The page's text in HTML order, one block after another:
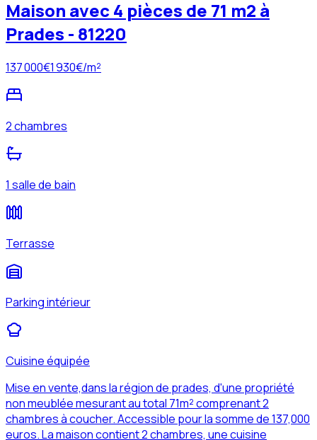
Maison avec 4 pièces de 71 m2 à
Prades - 81220
137 000€1 930€/m²
2 chambres
1 salle de bain
Terrasse
Parking intérieur
Cuisine équipée
Mise en vente,dans la région de prades, d'une propriété
non meublée mesurant au total 71m² comprenant 2
chambres à coucher. Accessible pour la somme de 137,000
euros. La maison contient 2 chambres, une cuisine